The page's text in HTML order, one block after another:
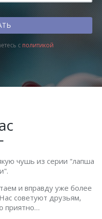
с политикой
чушь из серии "лапша
и вправду уже более
советуют друзьям,
приятно…